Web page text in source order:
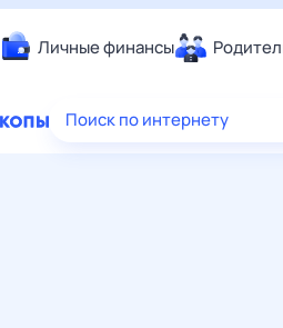
Личные финансы
Еда
Поиск по интернету